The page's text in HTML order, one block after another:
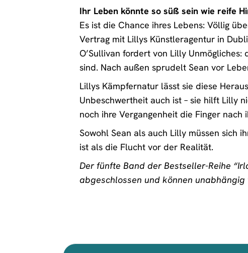
Ihr Leben könnte so süß sein wie reife
Es ist die Chance ihres Lebens: Völlig
Vertrag mit Lillys Künstleragentur in
O’Sullivan fordert von Lilly
sind. Nach außen sprudelt Sean vor
Lillys Kämpfernatur lässt sie diese
Unbeschwertheit auch ist – sie hilft Lilly
noch ihre Vergangenheit die Finger
Sowohl Sean als auch Lilly müssen sich
ist als die Flucht vor der Realität.
Der fünfte Band der Bestseller-Reihe
abgeschlossen und können